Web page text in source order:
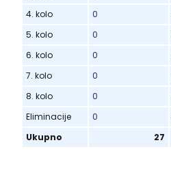
4. kolo
0
5. kolo
0
6. kolo
0
7. kolo
0
8. kolo
0
Eliminacije
0
Ukupno
27